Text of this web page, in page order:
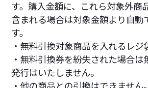
す。購入金額に、これら対象外商
含まれる場合は対象金額より自動
す。
・無料引換対象商品を入れるレジ
・無料引換券を紛失された場合は
発行はいたしません。
・他の商品との引換はできません。